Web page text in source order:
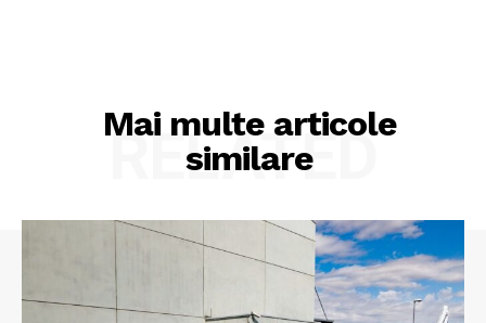
Mai multe articole
similare
RELATED